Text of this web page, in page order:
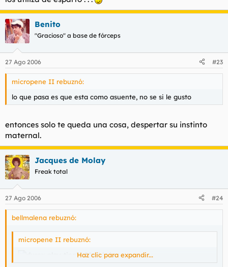
Benito
"Gracioso" a base de fórceps
27 Ago 2006 #23
micropene II rebuznó:
lo que pasa es que esta como asuente, no se si le gusto
entonces solo te queda una cosa, despertar su instinto
maternal.
Jacques de Molay
Freak total
27 Ago 2006 #24
bellmalena rebuznó:
micropene II rebuznó:
Haz clic para expandir...